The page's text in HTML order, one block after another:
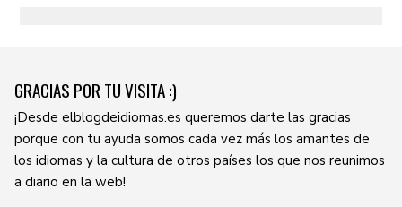
GRACIAS POR TU VISITA :)
¡Desde elblogdeidiomas.es queremos darte las gracias
porque con tu ayuda somos cada vez más los amantes de
los idiomas y la cultura de otros países los que nos reunimos
a diario en la web!